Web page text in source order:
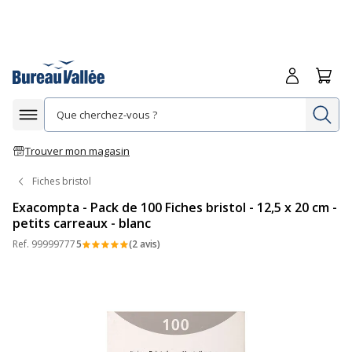
Afficher la navigation
Trouver mon magasin
Me
Fiches bristol
Exacompta - Pack de 100 Fiches bristol - 12,5 x 20 cm -
petits carreaux - blanc
Ref. 999997775 (2 avis)